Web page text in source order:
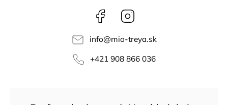
Facebook
info@mio-treya.sk
+421 908 866 036